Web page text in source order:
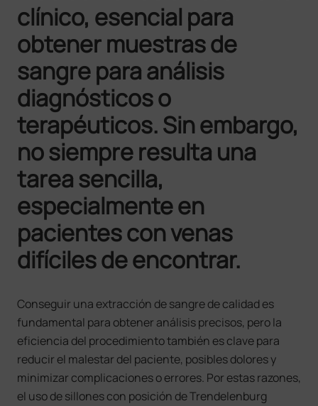
clínico, esencial para
obtener muestras de
sangre para análisis
diagnósticos o
terapéuticos. Sin embargo,
no siempre resulta una
tarea sencilla,
especialmente en
pacientes con venas
difíciles de encontrar.
Conseguir una extracción de sangre de calidad es
fundamental para obtener análisis precisos, pero la
eficiencia del procedimiento también es clave para
reducir el malestar del paciente, posibles dolores y
minimizar complicaciones o errores. Por estas razones,
el uso de sillones con posición de Trendelenburg